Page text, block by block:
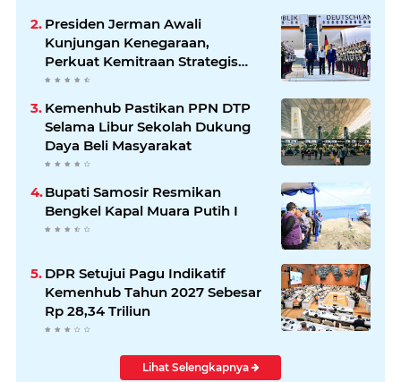
Presiden Jerman Awali
Kunjungan Kenegaraan,
Perkuat Kemitraan Strategis
Indonesia–Jerman
Kemenhub Pastikan PPN DTP
Selama Libur Sekolah Dukung
Daya Beli Masyarakat
Bupati Samosir Resmikan
Bengkel Kapal Muara Putih I
DPR Setujui Pagu Indikatif
Kemenhub Tahun 2027 Sebesar
Rp 28,34 Triliun
Lihat Selengkapnya